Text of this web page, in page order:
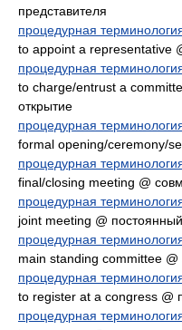
представителя
процедурная
to appoint a representative
процедурная
to charge/entrust a
открытие
процедурная
formal opening/ceremony/
процедурная
final/closing meeting @
процедурная
joint meeting @
процедурная
main standing committee @
процедурная
to register at a congress
процедурная